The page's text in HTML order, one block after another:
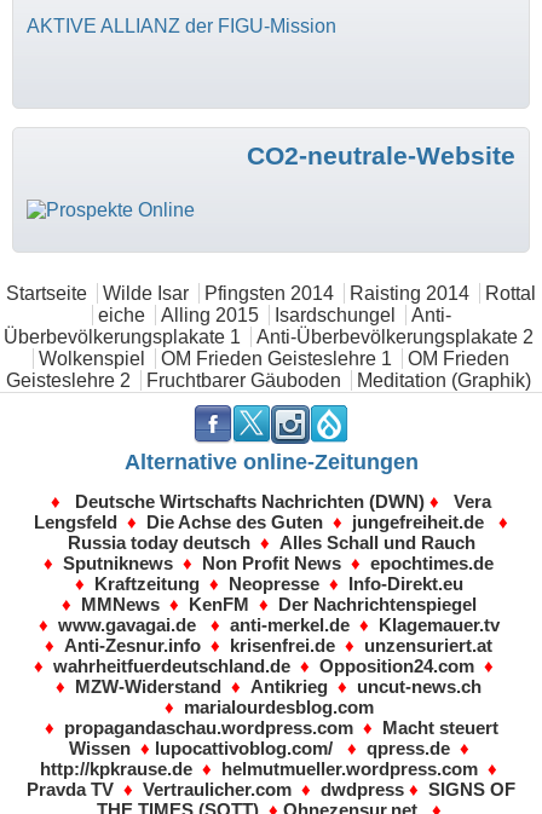
AKTIVE ALLIANZ der FIGU-Mission
CO2-neutrale-Website
Hauptmenü
Startseite Wilde Isar Pfingsten 2014 Raisting 2014
Rottal
eiche
Alling 2015 Isardschungel
Anti-
Überbevölkerungsplakate 1
Anti-Überbevölkerungsplakate 2
Wolkenspiel
OM Frieden Geisteslehre 1
OM Frieden
Geisteslehre 2
Fruchtbarer Gäuboden Meditation (Graphik)
. . . .
Alternative online-Zeitungen
♦ Deutsche Wirtschafts Nachrichten (DWN) ♦ Vera
Lengsfeld ♦ Die Achse des Guten ♦ jungefreiheit.de
♦
Russia today deutsch♦ Alles Schall und Rauch
♦ Sputniknews ♦ Non Profit News ♦ epochtimes.de
♦ Kraftzeitung♦ Neopresse♦ Info-Direkt.eu
♦ MMNews♦ KenFM ♦ Der Nachrichtenspiegel
♦ www.gavagai.de ♦ anti-merkel.de♦ Klagemauer.tv
♦ Anti-Zesnur.info ♦ krisenfrei.de ♦ unzensuriert.at
♦ wahrheitfuerdeutschland.de ♦ Opposition24.com ♦
♦ MZW-Widerstand ♦ Antikrieg ♦ uncut-news.ch
♦ marialourdesblog.com
♦ propagandaschau.wordpress.com ♦ Macht steuert
Wissen♦ lupocattivoblog.com/ ♦ qpress.de♦
http://kpkrause.de ♦ helmutmueller.wordpress.com ♦
Pravda TV ♦ Vertraulicher.com ♦ dwdpress ♦ SIGNS OF
THE TIMES (SOTT) ♦ Ohnezensur.net♦